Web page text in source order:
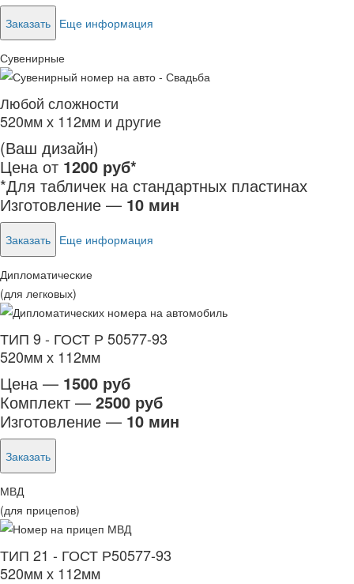
Заказать Еще информация
Сувенирные
Любой сложности
520мм х 112мм и другие
(Ваш дизайн)
Цена от 1200 руб*
*Для табличек на стандартных пластинах
Изготовление — 10 мин
Заказать Еще информация
Дипломатические
(для легковых)
ТИП 9 - ГОСТ Р 50577-93
520мм х 112мм
Цена — 1500 руб
Комплект — 2500 руб
Изготовление — 10 мин
Заказать
МВД
(для прицепов)
ТИП 21 - ГОСТ Р50577-93
520мм х 112мм